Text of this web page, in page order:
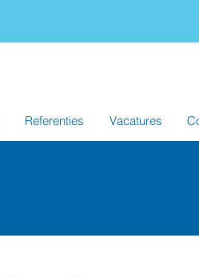
Referenties Vacatures